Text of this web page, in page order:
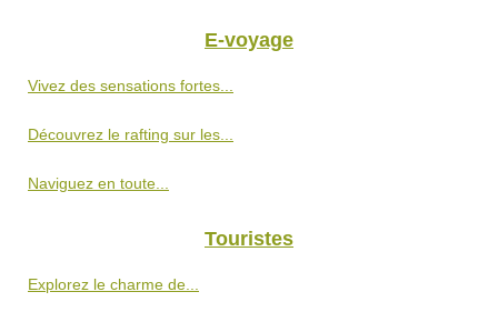
E-voyage
Vivez des sensations fortes...
Découvrez le rafting sur les...
Naviguez en toute...
Touristes
Explorez le charme de...